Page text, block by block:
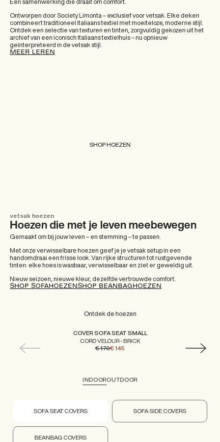
Een samenwerking die draait om comfort.
Ontworpen door Society Limonta – exclusief voor vetsak. Elke deken
combineert traditioneel Italiaans textiel met moeiteloze, moderne stijl.
Ontdek een selectie van texturen en tinten, zorgvuldig gekozen uit het
archief van een iconisch Italiaans textielhuis – nu opnieuw
geïnterpreteerd in de vetsak stijl.
MEER LEREN
SHOP HOEZEN
vetsak hoezen
Hoezen die met je leven meebewegen
Gemaakt om bij jouw leven – en stemming – te passen.
Met onze verwisselbare hoezen geef je je vetsak setup in een
handomdraai een frisse look. Van rijke structuren tot rustgevende
tinten: elke hoes is wasbaar, verwisselbaar en ziet er geweldig uit.
Nieuw seizoen, nieuwe kleur, dezelfde vertrouwde comfort.
SHOP SOFAHOEZENSHOP BEANBAGHOEZEN
Ontdek de hoezen
INDOOROUTDOOR
SOFA SEAT COVERS SOFA SIDE COVERS
BEANBAG COVERS
COVER SOFA SEAT SMALL
CORD VELOUR - BRICK
€ 170€ 145